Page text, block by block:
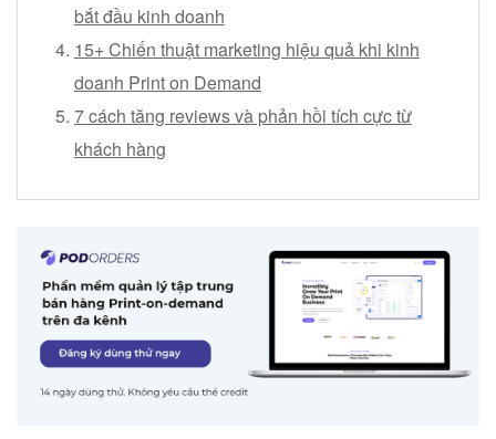
bắt đầu kinh doanh
15+ Chiến thuật marketing hiệu quả khi kinh
doanh Print on Demand
7 cách tăng reviews và phản hồi tích cực từ
khách hàng